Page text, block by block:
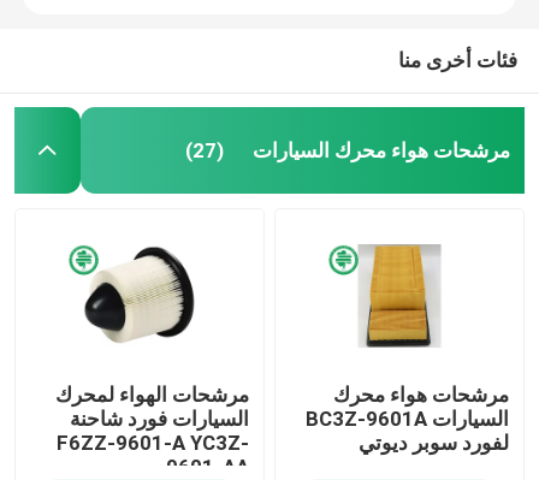
فئات أخرى منا
مرشحات هواء محرك السيارات (27)
مرشحات هواء محرك
السيارات BC3Z-9601A
لفورد سوبر ديوتي
مرشحات الهواء لمحرك
السيارات فورد شاحنة
F6ZZ-9601-A YC3Z-
9601-AA